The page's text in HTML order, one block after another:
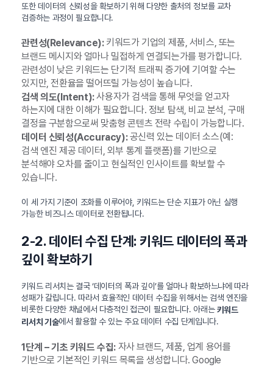
또한 데이터의 신뢰성을 확보하기 위해 다양한 출처의 정보를 교차
검증하는 과정이 필요합니다.
관련성(Relevance):키워드가 기업의 제품, 서비스, 또는
브랜드 메시지와 얼마나 밀접하게 연결되는가를 평가합니다.
관련성이 낮은 키워드는 단기적 트래픽 증가에 기여할 수는
있지만, 전환율을 떨어뜨릴 가능성이 높습니다.
검색 의도(Intent):사용자가 검색을 통해 무엇을 얻고자
하는지에 대한 이해가 필요합니다. 정보 탐색, 비교 분석, 구매
결정을 구분함으로써 맞춤형 콘텐츠 전략 수립이 가능합니다.
데이터 신뢰성(Accuracy):공신력 있는 데이터 소스(예:
검색 엔진 제공 데이터, 외부 통계 플랫폼)를 기반으로
분석해야 오차를 줄이고 현실적인 인사이트를 확보할 수
있습니다.
이 세 가지 기준이 조화를 이루어야, 키워드는 단순 지표가 아닌 실행
가능한 비즈니스 데이터로 전환됩니다.
2-2. 데이터 수집 단계: 키워드 데이터의 폭과
깊이 확보하기
키워드 리서치는 결국 ‘데이터의 폭과 깊이’를 얼마나 확보하느냐에 따라
성패가 갈립니다. 따라서 효율적인 데이터 수집을 위해서는 검색 엔진을
비롯한 다양한 채널에서 다층적인 접근이 필요합니다. 아래는키워드
리서치 기술에서 활용할 수 있는 주요 데이터 수집 단계입니다.
1단계 – 기초 키워드 수집:자사 브랜드, 제품, 업계 용어를
기반으로 기본적인 키워드 목록을 생성합니다. Google